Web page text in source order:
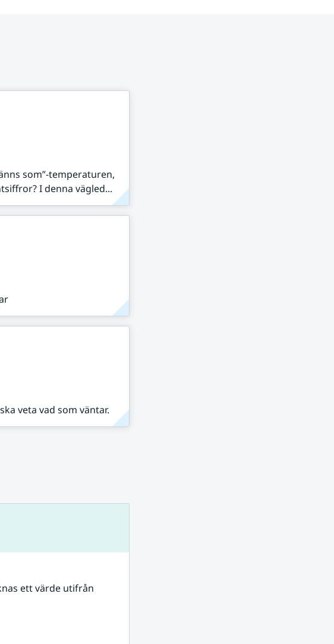
som”-temperaturen,
I denna vägled...
veta vad som väntar.
ett värde utifrån